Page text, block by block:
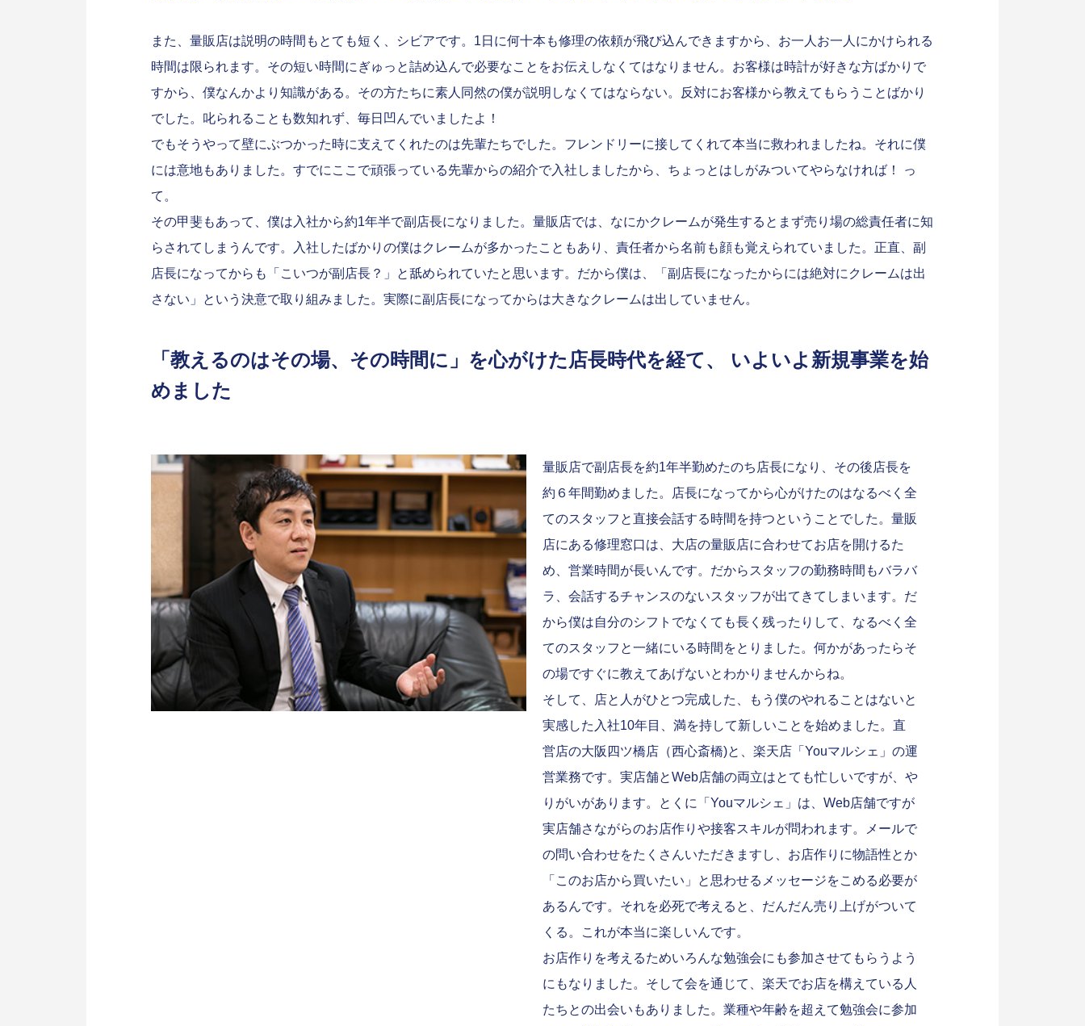
また、量販店は説明の時間もとても短く、シビアです。1日に何十本も修理の依頼が飛び込んできますから、お一人お一人にかけられる
時間は限られます。その短い時間にぎゅっと詰め込んで必要なことをお伝えしなくてはなりません。お客様は時計が好きな方ばかりで
すから、僕なんかより知識がある。その方たちに素人同然の僕が説明しなくてはならない。反対にお客様から教えてもらうことばかり
でした。叱られることも数知れず、毎日凹んでいましたよ！
でもそうやって壁にぶつかった時に支えてくれたのは先輩たちでした。フレンドリーに接してくれて本当に救われましたね。それに僕
には意地もありました。すでにここで頑張っている先輩からの紹介で入社しましたから、ちょっとはしがみついてやらなければ！ っ
て。
その甲斐もあって、僕は入社から約1年半で副店長になりました。量販店では、なにかクレームが発生するとまず売り場の総責任者に知
らされてしまうんです。入社したばかりの僕はクレームが多かったこともあり、責任者から名前も顔も覚えられていました。正直、副
店長になってからも「こいつが副店長？」と舐められていたと思います。だから僕は、「副店長になったからには絶対にクレームは出
さない」という決意で取り組みました。実際に副店長になってからは大きなクレームは出していません。
「教えるのはその場、その時間に」を心がけた店長時代を経て、 いよいよ新規事業を始
めました
量販店で副店長を約1年半勤めたのち店長になり、その後店長を
約６年間勤めました。店長になってから心がけたのはなるべく全
てのスタッフと直接会話する時間を持つということでした。量販
店にある修理窓口は、大店の量販店に合わせてお店を開けるた
め、営業時間が長いんです。だからスタッフの勤務時間もバラバ
ラ、会話するチャンスのないスタッフが出てきてしまいます。だ
から僕は自分のシフトでなくても長く残ったりして、なるべく全
てのスタッフと一緒にいる時間をとりました。何かがあったらそ
の場ですぐに教えてあげないとわかりませんからね。
そして、店と人がひとつ完成した、もう僕のやれることはないと
実感した入社10年目、満を持して新しいことを始めました。直
営店の大阪四ツ橋店（西心斎橋)と、楽天店「Youマルシェ」の運
営業務です。実店舗とWeb店舗の両立はとても忙しいですが、や
りがいがあります。とくに「Youマルシェ」は、Web店舗ですが
実店舗さながらのお店作りや接客スキルが問われます。メールで
の問い合わせをたくさんいただきますし、お店作りに物語性とか
「このお店から買いたい」と思わせるメッセージをこめる必要が
あるんです。それを必死で考えると、だんだん売り上げがついて
くる。これが本当に楽しいんです。
お店作りを考えるためいろんな勉強会にも参加させてもらうよう
にもなりました。そして会を通じて、楽天でお店を構えている人
たちとの出会いもありました。業種や年齢を超えて勉強会に参加